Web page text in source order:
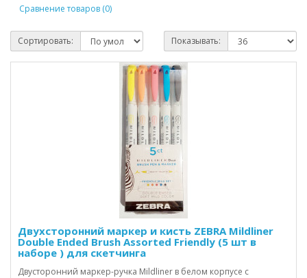
Сравнение товаров (0)
Сортировать: Показывать:
Двухсторонний маркер и кисть ZEBRA Mildliner
Double Ended Brush Assorted Friendly (5 шт в
наборе ) для скетчинга
Двусторонний маркер-ручка Mildliner в белом корпусе с